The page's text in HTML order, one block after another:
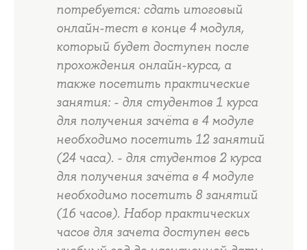
потребуется: сдать итоговый
онлайн-тест в конце 4 модуля,
который будет доступен после
прохождения онлайн-курса, а
также посетить практические
занятия: - для студентов 1 курса
для получения зачёта в 4 модуле
необходимо посетить 12 занятий
(24 часа). - для студентов 2 курса
для получения зачёта в 4 модуле
необходимо посетить 8 занятий
(16 часов). Набор практических
часов для зачета доступен весь